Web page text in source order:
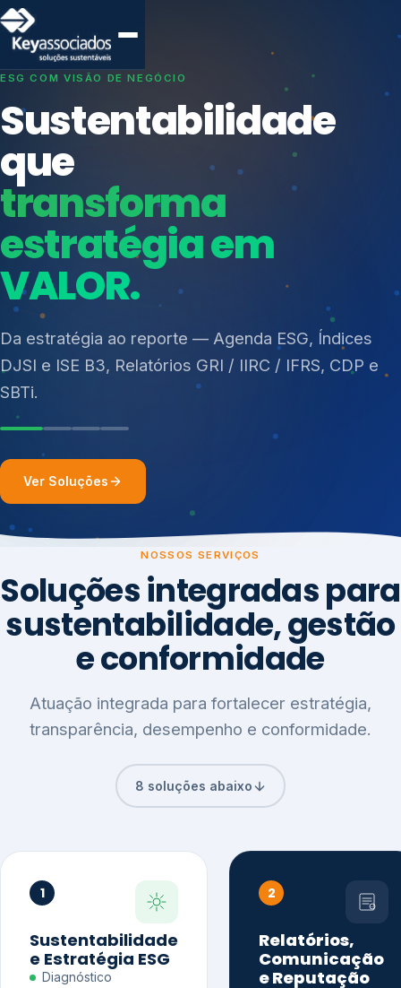
SISTEMAS DE GESTÃO OTIMIZADOS E INTEGRADOS
Conformidade que
protege seu
negócio.
Consultoria, auditoria e treinamentos em ISO 27001,
ISO 27701, ISO 42001, ISO 37001, ISO 9001, ISO
14001, ISO 45001, ONA e PNQ — Gestão de
resíduos sólidos (PGRS/PMGRS).
Índices de Mercado
Mudanças Climáticas
Reputação e Cadeia
Reporte Regulatório
Ver Soluções
NOSSOS SERVIÇOS
Soluções integradas para
sustentabilidade, gestão
e conformidade
Atuação integrada para fortalecer estratégia,
transparência, desempenho e conformidade.
8 soluções abaixo
1
Sustentabilidade
e Estratégia ESG
Diagnóstico
2
Relatórios,
Comunicação
e Reputação